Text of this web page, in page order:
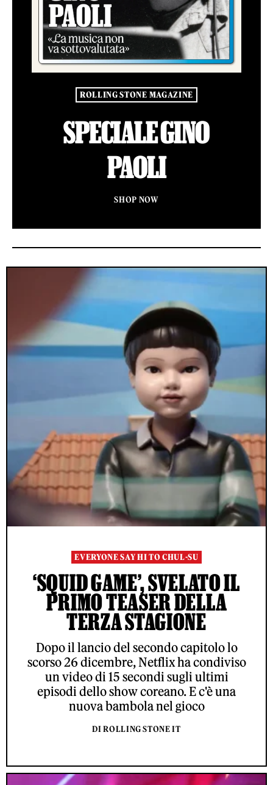
ROLLING STONE MAGAZINE
SPECIALE GINO
PAOLI
SHOP NOW
EVERYONE SAY HI TO CHUL-SU
‘SQUID GAME’, SVELATO IL
PRIMO TEASER DELLA
TERZA STAGIONE
Dopo il lancio del secondo capitolo lo
scorso 26 dicembre, Netflix ha condiviso
un video di 15 secondi sugli ultimi
episodi dello show coreano. E c'è una
nuova bambola nel gioco
DI ROLLING STONE IT